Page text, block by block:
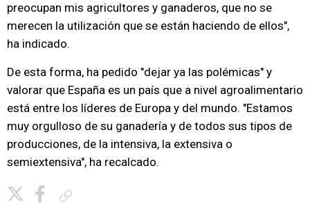
preocupan mis agricultores y ganaderos, que no se
merecen la utilización que se están haciendo de ellos",
ha indicado.
De esta forma, ha pedido "dejar ya las polémicas" y
valorar que España es un país que a nivel agroalimentario
está entre los líderes de Europa y del mundo. "Estamos
muy orgulloso de su ganadería y de todos sus tipos de
producciones, de la intensiva, la extensiva o
semiextensiva", ha recalcado.